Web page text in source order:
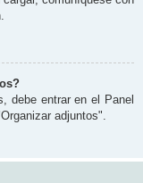
debe entrar en el Panel
adjuntos".